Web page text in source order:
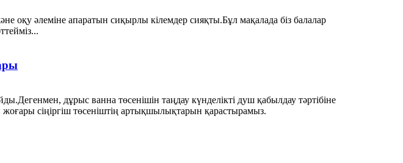
оқу әлеміне апаратын сиқырлы кілемдер сияқты.Бұл мақалада біз балалар
дұрыс ванна төсенішін таңдау күнделікті душ қабылдау тәртібіне
сіңіргіш төсеніштің артықшылықтарын қарастырамыз.